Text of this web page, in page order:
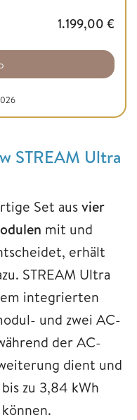
1.199,00 €
STREAM Ultra
Set ausvier
mit und
erhält
STREAM Ultra
integrierten
und zwei AC-
der AC-
dient und
zu 3,84 kWh